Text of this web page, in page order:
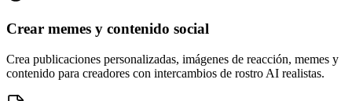
Crear memes y contenido social
Crea publicaciones personalizadas, imágenes de reacción, memes y
contenido para creadores con intercambios de rostro AI realistas.